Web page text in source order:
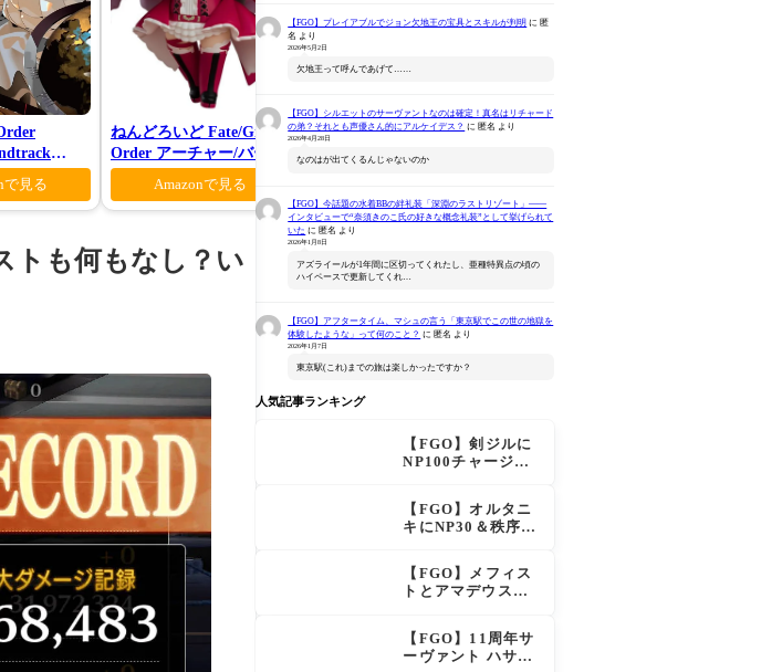
定盤)
で見る
ねんどろいど Fate/Grand
Order アーチャー/バーヴ
ァン シー
Amazonで見る
ねんどろいど Fate/Grand
Order キャスター/マーリ
Fate/Grand Order キャス
トも何もなし？い
【FGO】プレイアブルでジョン欠地王の宝具とスキルが判明 に 匿
名 より
2026年5月2日
欠地王って呼んであげて……
【FGO】シルエットのサーヴァントなのは確定！真名はリチャード
の弟？それとも声優さん的にアルケイデス？ に 匿名 より
2026年4月28日
なのはが出てくるんじゃないのか
【FGO】今話題の水着BBの絆礼装「深淵のラストリゾート」――
インタビューで“奈須きのこ氏の好きな概念礼装”として挙げられて
いた に 匿名 より
2026年1月8日
アズライールが1年間に区切ってくれたし、亜種特異点の頃の
ハイペースで更新してくれ…
【FGO】アフタータイム、マシュの言う「東京駅でこの世の地獄を
体験したような」って何のこと？ に 匿名 より
2026年1月7日
東京駅(これ)までの旅は楽しかったですか？
人気記事ランキング
【FGO】剣ジルに
NP100チャージ条
きく強化
【FGO】オルタニ
キにNP30＆秩序特
え？！レオニダス
も超強化で「低レ
アとは思えない」
【FGO】メフィス
トとアマデウスが
強すぎ！？NP20配
布＆Arts44％強化
に「最強でワロ
【FGO】11周年サ
ーヴァント ハサ